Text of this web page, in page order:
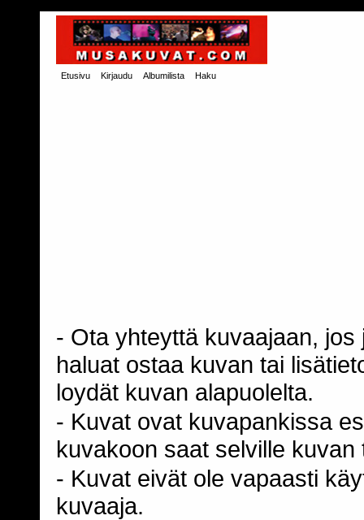
Etusivu Kirjaudu Albumilista Haku
- Ota yhteyttä kuvaajaan,
haluat ostaa kuvan tai
loydät kuvan alapuolelta.
- Kuvat ovat kuvapankissa
kuvakoon saat selville
- Kuvat eivät ole vapaasti
kuvaaja.